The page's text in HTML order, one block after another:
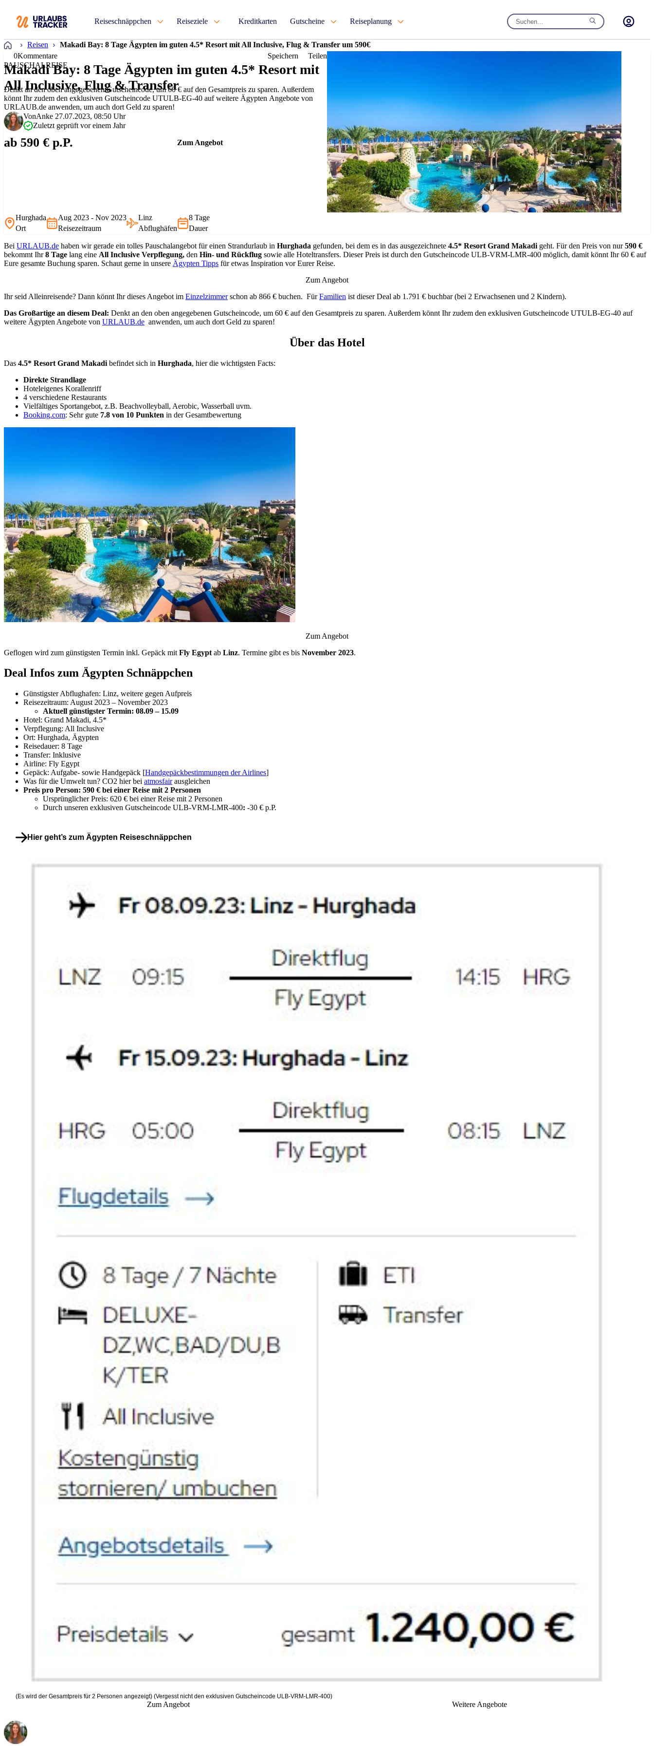
Reiseschnäppchen Reiseziele Kreditkarten Gutscheine Reiseplanung
Startseite
Reisen
Makadi Bay: 8 Tage Ägypten im guten 4.5* Resort mit All Inclusive, Flug & Transfer um 590€
0Kommentare Speichern
Teilen
PAUSCHALREISE
Makadi Bay: 8 Tage Ägypten im guten 4.5* Resort mit
All Inclusive, Flug & Transfer
Denkt an den oben angegebenen Gutscheincode, um 60 € auf den Gesamtpreis zu sparen. Außerdem
könnt Ihr zudem den exklusiven Gutscheincode UTULB-EG-40 auf weitere Ägypten Angebote von
URLAUB.de anwenden, um auch dort Geld zu sparen!
VonAnke 27.07.2023, 08:50 Uhr
Zuletzt geprüft vor einem Jahr
ab 590 € p.P. Zum Angebot
Hurghada
Ort
Aug 2023 - Nov 2023
Reisezeitraum
Linz
Abflughäfen
8 Tage
Dauer
Bei URLAUB.de haben wir gerade ein tolles Pauschalangebot für einen Strandurlaub in Hurghada gefunden, bei dem es in das ausgezeichnete 4.5* Resort Grand Makadi geht. Für den Preis von nur590 €
bekommt Ihr8 Tage lang eine All Inclusive Verpflegung, den Hin- und Rückflug sowie alle Hoteltransfers. Dieser Preis ist durch den Gutscheincode ULB-VRM-LMR-400 möglich, damit könnt Ihr 60 € auf
Eure gesamte Buchung sparen. Schaut gerne in unsere Ägypten Tipps für etwas Inspiration vor Eurer Reise.
Zum Angebot
Ihr seid Alleinreisende? Dann könnt Ihr dieses Angebot im Einzelzimmerschon ab 866 € buchen. FürFamilien ist dieser Deal ab 1.791 € buchbar (bei 2 Erwachsenen und 2 Kindern).
Das Großartige an diesem Deal: Denkt an den oben angegebenen Gutscheincode, um 60 € auf den Gesamtpreis zu sparen. Außerdem könnt Ihr zudem den exklusiven Gutscheincode UTULB-EG-40 auf
weitere Ägypten Angebote von URLAUB.de anwenden, um auch dort Geld zu sparen!
Über das Hotel
Das 4.5* Resort Grand Makadi befindet sich in Hurghada, hier die wichtigsten Facts:
Direkte Strandlage
Hoteleigenes Korallenriff
4 verschiedene Restaurants
Vielfältiges Sportangebot, z.B. Beachvolleyball, Aerobic, Wasserball uvm.
Booking.com: Sehr gute 7.8 von 10 Punkten in der Gesamtbewertung
Zum Angebot
Geflogen wird zum günstigsten Termin inkl. Gepäck mit Fly Egypt ab Linz. Termine gibt es bis November 2023.
Deal Infos zum Ägypten Schnäppchen
Günstigster Abflughafen: Linz, weitere gegen Aufpreis
Reisezeitraum: August 2023 – November 2023
Aktuell günstigster Termin: 08.09 – 15.09
Hotel: Grand Makadi, 4.5*
Verpflegung: All Inclusive
Ort: Hurghada, Ägypten
Reisedauer: 8 Tage
Transfer: Inklusive
Airline: Fly Egypt
Gepäck: Aufgabe- sowie Handgepäck [Handgepäckbestimmungen der Airlines]
Was für die Umwelt tun? CO2 hier bei atmosfairausgleichen
Preis pro Person: 590 € bei einer Reise mit 2 Personen
Ursprünglicher Preis: 620 € bei einer Reise mit 2 Personen
Durch unseren exklusiven Gutscheincode ULB-VRM-LMR-400: -30 € p.P.
Hier geht’s zum Ägypten Reiseschnäppchen
(Es wird der Gesamtpreis für 2 Personen angezeigt) (Vergesst nicht den exklusiven Gutscheincode ULB-VRM-LMR-400)
Zum Angebot Weitere Angebote